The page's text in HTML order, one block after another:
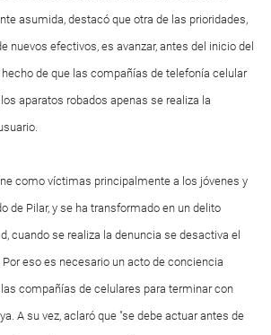
asumida, destacó que otra de las prioridades,
nuevos efectivos, es avanzar, antes del inicio del
de que las compañías de telefonía celular
aparatos robados apenas se realiza la
como víctimas principalmente a los jóvenes y
de Pilar, y se ha transformado en un delito
cuando se realiza la denuncia se desactiva el
eso es necesario un acto de conciencia
compañías de celulares para terminar con
A su vez, aclaró que "se debe actuar antes de